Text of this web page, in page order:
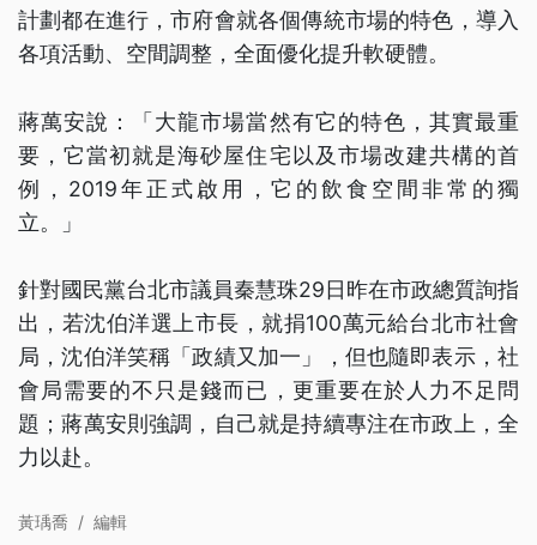
計劃都在進行，市府會就各個傳統市場的特色，導入
各項活動、空間調整，全面優化提升軟硬體。
蔣萬安說：「大龍市場當然有它的特色，其實最重
要，它當初就是海砂屋住宅以及市場改建共構的首
例，2019年正式啟用，它的飲食空間非常的獨
立。」
針對國民黨台北市議員秦慧珠29日昨在市政總質詢指
出，若沈伯洋選上市長，就捐100萬元給台北市社會
局，沈伯洋笑稱「政績又加一」，但也隨即表示，社
會局需要的不只是錢而已，更重要在於人力不足問
題；蔣萬安則強調，自己就是持續專注在市政上，全
力以赴。
黃瑀喬 / 編輯